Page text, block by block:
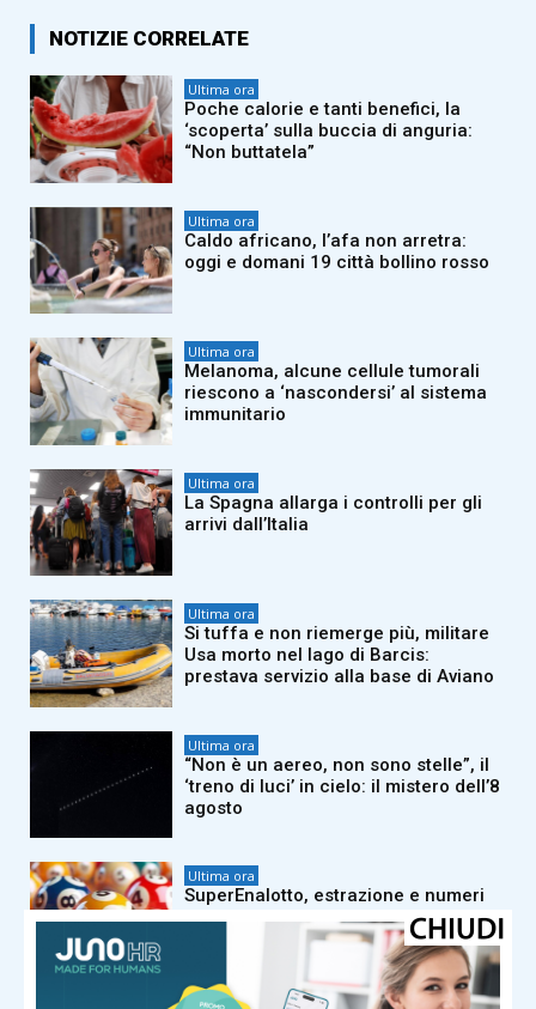
NOTIZIE CORRELATE
Ultima ora
Poche calorie e tanti benefici, la
‘scoperta’ sulla buccia di anguria:
“Non buttatela”
Ultima ora
Caldo africano, l’afa non arretra:
oggi e domani 19 città bollino rosso
Ultima ora
Melanoma, alcune cellule tumorali
riescono a ‘nascondersi’ al sistema
immunitario
Ultima ora
La Spagna allarga i controlli per gli
arrivi dall’Italia
Ultima ora
Si tuffa e non riemerge più, militare
Usa morto nel lago di Barcis:
prestava servizio alla base di Aviano
Ultima ora
“Non è un aereo, non sono stelle”, il
‘treno di luci’ in cielo: il mistero dell’8
agosto
Ultima ora
SuperEnalotto, estrazione e numeri
vincenti di oggi 8 agosto: a Melfi
centrato il 5+1 da 650mila euro